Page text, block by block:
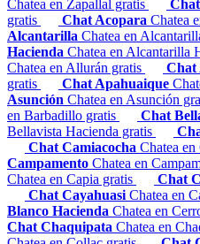
Chatea en Zapallal gratis
gratis
Chat Acopara Chatea
Alcantarilla Chatea en
Hacienda Chatea en Alcantarilla
Chatea en Allurán gratis
Chat
gratis
Chat Apahuaique
Asunción Chatea en Asunción
en Barbadillo gratis
Chat
Bellavista Hacienda gratis
Chat Camiacocha Chatea
Campamento Chatea en
Chatea en Capia gratis
Chat
Chat Cayahuasi Chatea en
Blanco Hacienda Chatea en
Chat Chaquipata Chatea en